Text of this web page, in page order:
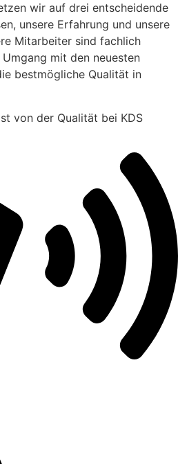
wir auf drei entscheidende
unsere Erfahrung und unsere
Mitarbeiter sind fachlich
mit den neuesten
bestmögliche Qualität in
von der Qualität bei KDS